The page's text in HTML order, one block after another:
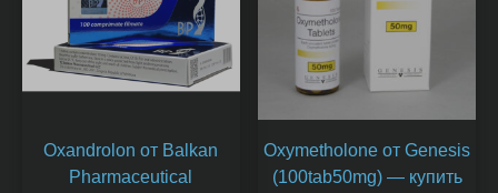
Oxandrolon от Balkan
Pharmaceutical
Oxymetholone от Genesis
(100tab50mg) — купить